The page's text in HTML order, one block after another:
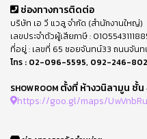
ช่องทางการติดต่อ
บริษัท เอ วี แวลู จำกัด (สำนักงานใหญ่)
เลขประจำตัวผู้เสียภาษี :
ที่อยู่ : เลขที่ 65 ซอยจันทน์33 ถนนจันท
โทร : 02-096-5595, 092-246-
SHOWROOM ตั้งที่ ห้างวนิลามูน ชั้น
https://goo.gl/maps/